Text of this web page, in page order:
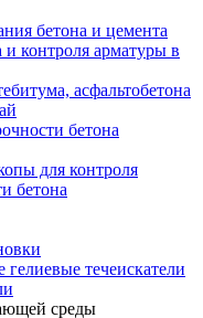
бетона и цемента
контроля арматуры в
асфальтобетона
бетона
для контроля
бетона
течеискатели